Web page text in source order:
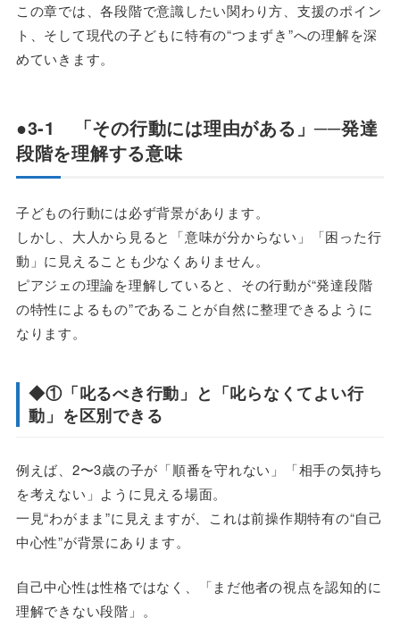
この章では、各段階で意識したい関わり方、支援のポイン
ト、そして現代の子どもに特有の“つまずき”への理解を深
めていきます。
●3-1 「その行動には理由がある」──発達
段階を理解する意味
子どもの行動には必ず背景があります。
しかし、大人から見ると「意味が分からない」「困った行
動」に見えることも少なくありません。
ピアジェの理論を理解していると、その行動が“発達段階
の特性によるもの”であることが自然に整理できるように
なります。
◆①「叱るべき行動」と「叱らなくてよい行
動」を区別できる
例えば、2〜3歳の子が「順番を守れない」「相手の気持ち
を考えない」ように見える場面。
一見“わがまま”に見えますが、これは前操作期特有の“自己
中心性”が背景にあります。
自己中心性は性格ではなく、「まだ他者の視点を認知的に
理解できない段階」。